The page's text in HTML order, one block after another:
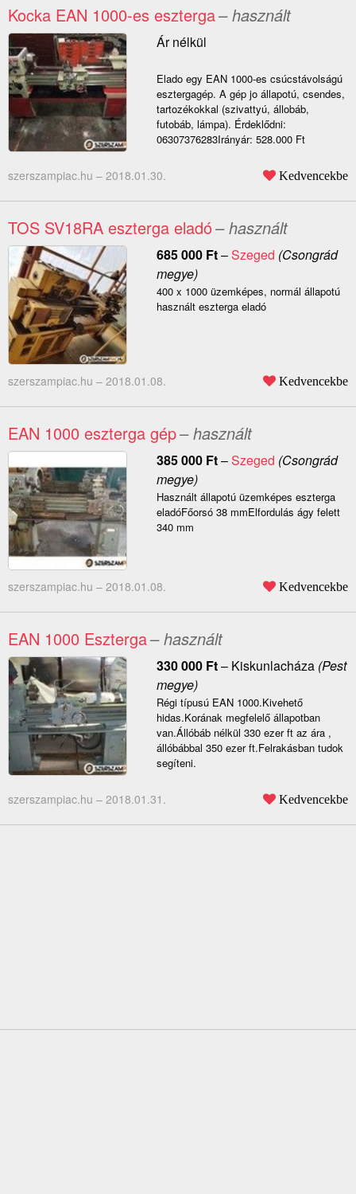
Kocka EAN 1000-es eszterga– használt
Ár nélkül
Elado egy EAN 1000-es csúcstávolságú
esztergagép. A gép jo állapotú, csendes,
tartozékokkal (szivattyú, állobáb,
futobáb, lámpa). Érdeklődni:
06307376283Irányár: 528.000 Ft
szerszampiac.hu – 2018.01.30. Kedvencekbe
TOS SV18RA eszterga eladó– használt
685 000 Ft–Szeged (Csongrád
megye)
400 x 1000 üzemképes, normál állapotú
használt eszterga eladó
szerszampiac.hu – 2018.01.08. Kedvencekbe
EAN 1000 eszterga gép– használt
385 000 Ft–Szeged (Csongrád
megye)
Használt állapotú üzemképes eszterga
eladóFőorsó 38 mmElfordulás ágy felett
340 mm
szerszampiac.hu – 2018.01.08. Kedvencekbe
EAN 1000 Eszterga– használt
330 000 Ft– Kiskunlacháza(Pest
megye)
Régi típusú EAN 1000.Kivehető
hidas.Korának megfelelő állapotban
van.Állóbáb nélkül 330 ezer ft az ára ,
állóbábbal 350 ezer ft.Felrakásban tudok
segíteni.
szerszampiac.hu – 2018.01.31. Kedvencekbe